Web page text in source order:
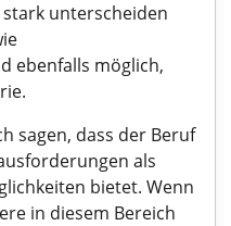
unterscheiden
ebenfalls möglich,
sagen, dass der Beruf
als
bietet. Wenn
in diesem Bereich